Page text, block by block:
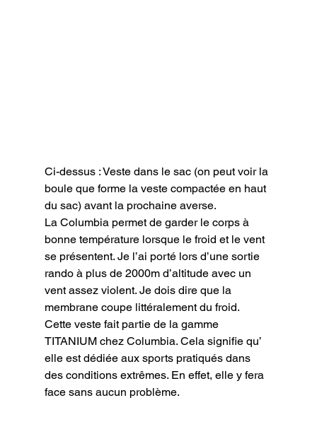
Ci-dessus : Veste dans le sac (on peut voir la
boule que forme la veste compactée en haut
du sac) avant la prochaine averse.
La Columbia permet de garder le corps à
bonne température lorsque le froid et le vent
se présentent. Je l’ai porté lors d’une sortie
rando à plus de 2000m d’altitude avec un
vent assez violent. Je dois dire que la
membrane coupe littéralement du froid.
Cette veste fait partie de la gamme
TITANIUM chez Columbia. Cela signifie qu’
elle est dédiée aux sports pratiqués dans
des conditions extrêmes. En effet, elle y fera
face sans aucun problème.